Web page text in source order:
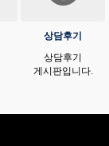
상담후기
상담후기
게시판입니다.